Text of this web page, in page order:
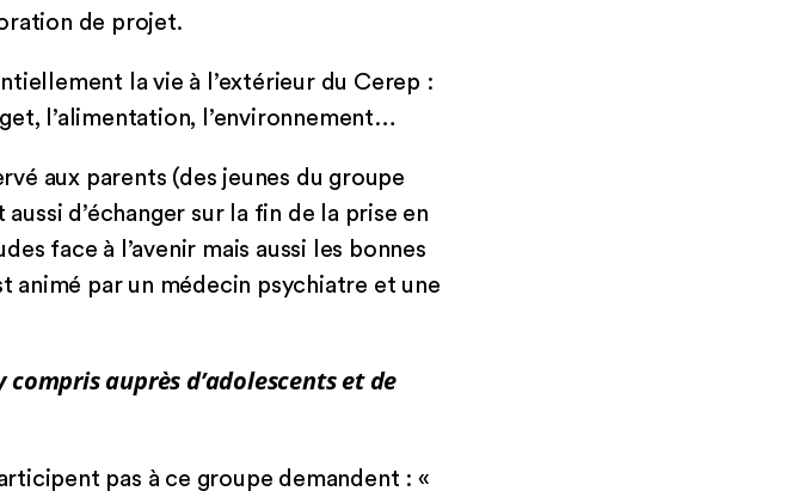
de projet.
la vie à l’extérieur du Cerep :
l’alimentation, l’environnement…
aux parents (des jeunes du groupe
d’échanger sur la fin de la prise en
face à l’avenir mais aussi les bonnes
animé par un médecin psychiatre et une
auprès d’adolescents et de
pas à ce groupe demandent : «